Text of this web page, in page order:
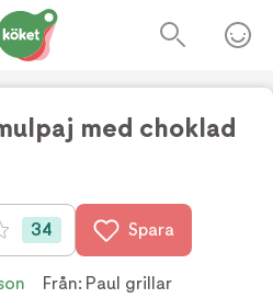
med choklad
röster)
34 Spara
Från: Paul grillar